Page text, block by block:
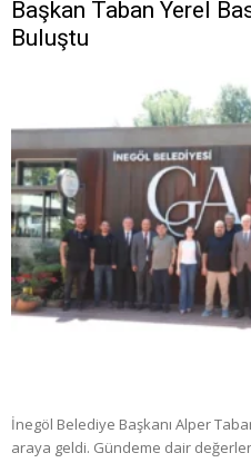
Başkan Taban Yerel
Buluştu
İnegöl Belediye Başkanı Alper
araya geldi. Gündeme dair